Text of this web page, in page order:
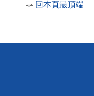
回本頁最頂端